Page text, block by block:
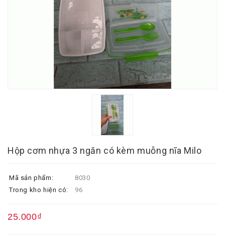
Hộp cơm nhựa 3 ngăn có kèm muỗng nĩa Milo
Mã sản phẩm:
8030
Trong kho hiện có:
96
25.000₫